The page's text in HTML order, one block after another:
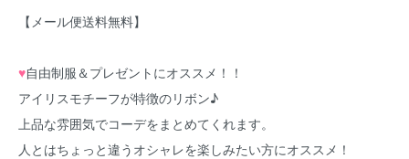
【メール便送料無料】
♥自由制服＆プレゼントにオススメ！！
アイリスモチーフが特徴のリボン♪
上品な雰囲気でコーデをまとめてくれます。
人とはちょっと違うオシャレを楽しみたい方にオススメ！